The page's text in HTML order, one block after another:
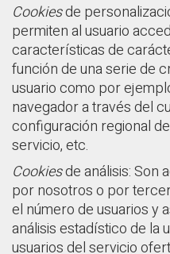
Cookiesde
permiten al usuario
características de
función de una serie de
usuario como por
navegador a través del
configuración regional
servicio, etc.
Cookiesde análisis: Son
por nosotros o por
el número de usuarios y
análisis estadístico de la
usuarios del servicio